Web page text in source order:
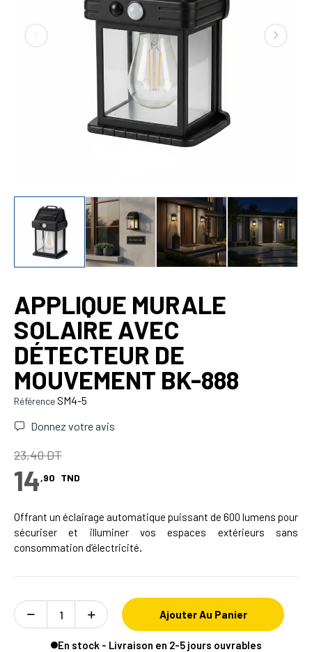
APPLIQUE MURALE
SOLAIRE AVEC
DÉTECTEUR DE
MOUVEMENT BK-888
RéférenceSM4-5
Donnez votre avis
23,40 DT
14,90 TND
Offrant un éclairage automatique puissant de 600 lumens pour
sécuriser et illuminer vos espaces extérieurs sans
consommation d’électricité.
Ajouter Au Panier
En stock - Livraison en 2-5 jours ouvrables